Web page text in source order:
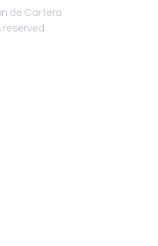
de Cartera
reserved